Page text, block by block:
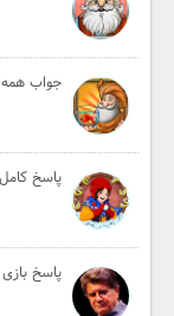
جواب همه
پاسخ
پاسخ